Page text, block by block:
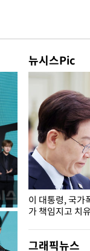
뉴시스Pic
이 대통령, 국
가 책임지고 치
그래픽뉴스